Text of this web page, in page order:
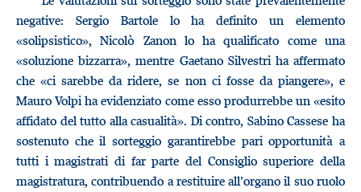
negative: Sergio Bartole lo ha definito un elemento
«solipsistico», Nicolò Zanon lo ha qualificato come una
«soluzione bizzarra», mentre Gaetano Silvestri ha affermato
che «ci sarebbe da ridere, se non ci fosse da piangere», e
Mauro Volpi ha evidenziato come esso produrrebbe un «esito
affidato del tutto alla casualità». Di contro, Sabino Cassese ha
sostenuto che il sorteggio garantirebbe pari opportunità a
tutti i magistrati di far parte del Consiglio superiore della
magistratura, contribuendo a restituire all’organo il suo ruolo